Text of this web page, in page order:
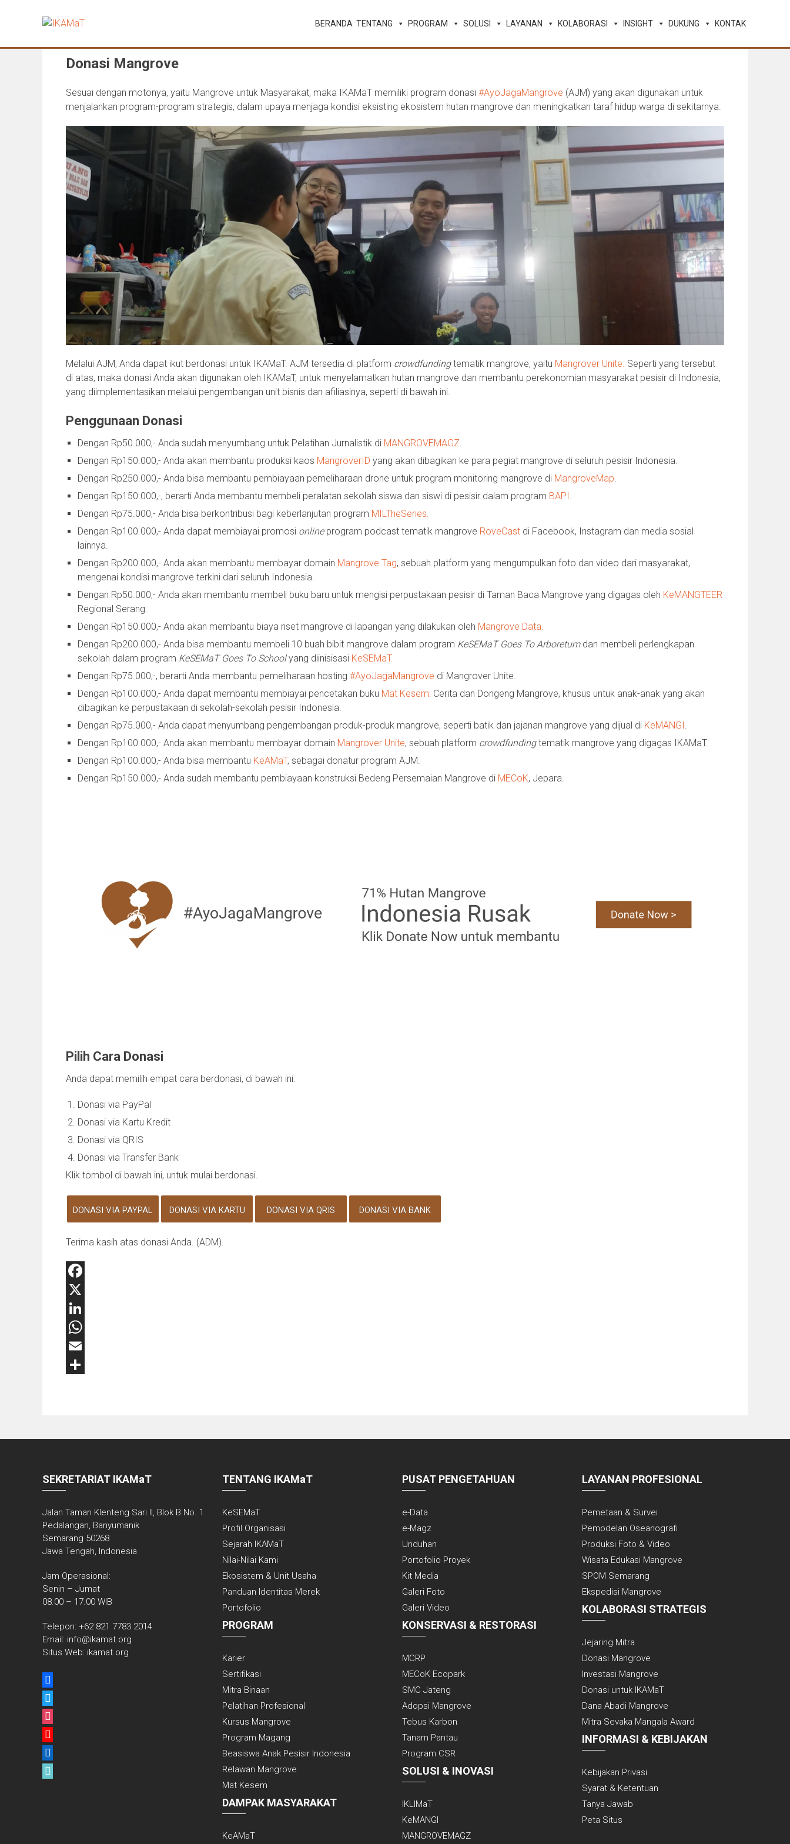
BERANDA TENTANG PROGRAM SOLUSI LAYANAN KOLABORASI INSIGHT DUKUNG KONTAK
Donasi Mangrove
Sesuai dengan motonya, yaitu Mangrove untuk Masyarakat, maka IKAMaT memiliki program donasi #AyoJagaMangrove (AJM) yang akan digunakan untuk
menjalankan program-program strategis, dalam upaya menjaga kondisi eksisting ekosistem hutan mangrove dan meningkatkan taraf hidup warga di sekitarnya.
Melalui AJM, Anda dapat ikut berdonasi untuk IKAMaT. AJM tersedia di platform crowdfundingtematik mangrove, yaitu Mangrover Unite. Seperti yang tersebut
di atas, maka donasi Anda akan digunakan oleh IKAMaT, untuk menyelamatkan hutan mangrove dan membantu perekonomian masyarakat pesisir di Indonesia,
yang diimplementasikan melalui pengembangan unit bisnis dan afiliasinya, seperti di bawah ini.
Penggunaan Donasi
Dengan Rp50.000,- Anda sudah menyumbang untuk Pelatihan Jurnalistik di MANGROVEMAGZ.
Dengan Rp150.000,- Anda akan membantu produksi kaos MangroverID yang akan dibagikan ke para pegiat mangrove di seluruh pesisir Indonesia.
Dengan Rp250.000,- Anda bisa membantu pembiayaan pemeliharaan drone untuk program monitoring mangrove di MangroveMap.
Dengan Rp150.000,-, berarti Anda membantu membeli peralatan sekolah siswa dan siswi di pesisir dalam program BAPI .
Dengan Rp75.000,- Anda bisa berkontribusi bagi keberlanjutan program MILTheSeries.
Dengan Rp100.000,- Anda dapat membiayai promosi onlineprogram podcast tematik mangrove RoveCast di Facebook, Instagram dan media sosial
lainnya.
Dengan Rp200.000,- Anda akan membantu membayar domain Mangrove Tag, sebuah platform yang mengumpulkan foto dan video dari masyarakat,
mengenai kondisi mangrove terkini dari seluruh Indonesia.
Dengan Rp50.000,- Anda akan membantu membeli buku baru untuk mengisi perpustakaan pesisir di Taman Baca Mangrove yang digagas oleh KeMANGTEER
Regional Serang.
Dengan Rp150.000,- Anda akan membantu biaya riset mangrove di lapangan yang dilakukan oleh Mangrove Data.
Dengan Rp200.000,- Anda bisa membantu membeli 10 buah bibit mangrove dalam program KeSEMaT Goes To Arboretumdan membeli perlengkapan
sekolah dalam program KeSEMaT Goes To Schoolyang diinisisasi KeSEMaT.
Dengan Rp75.000,-, berarti Anda membantu pemeliharaan hosting #AyoJagaMangrove di Mangrover Unite.
Dengan Rp100.000,- Anda dapat membantu membiayai pencetakan buku Mat Kesem: Cerita dan Dongeng Mangrove, khusus untuk anak-anak yang akan
dibagikan ke perpustakaan di sekolah-sekolah pesisir Indonesia.
Dengan Rp75.000,- Anda dapat menyumbang pengembangan produk-produk mangrove, seperti batik dan jajanan mangrove yang dijual di KeMANGI .
Dengan Rp100.000,- Anda akan membantu membayar domain Mangrover Unite, sebuah platform crowdfundingtematik mangrove yang digagas IKAMaT.
Dengan Rp100.000,- Anda bisa membantu KeAMaT, sebagai donatur program AJM.
Dengan Rp150.000,- Anda sudah membantu pembiayaan konstruksi Bedeng Persemaian Mangrove di MECoK, Jepara.
Pilih Cara Donasi
Anda dapat memilih empat cara berdonasi, di bawah ini:
Donasi via PayPal
Donasi via Kartu Kredit
Donasi via QRIS
Donasi via Transfer Bank
Klik tombol di bawah ini, untuk mulai berdonasi.
DONASI VIA PAYPAL DONASI VIA KARTU DONASI VIA QRIS DONASI VIA BANK
Terima kasih atas donasi Anda. (ADM).
Facebook
X
LinkedIn
WhatsApp
Email
SEKRETARIAT IKAMaT
Jalan Taman Klenteng Sari II, Blok B No. 1
Pedalangan, Banyumanik
Semarang 50268
Jawa Tengah, Indonesia
Jam Operasional:
Senin – Jumat
08.00 – 17.00 WIB
Telepon: +62 821 7783 2014
Email: info@ikamat.org
Situs Web: ikamat.org
facebook
twitter
instagram
youtube
linkedin
tiktok
TENTANG IKAMaT
KeSEMaT
Profil Organisasi
Sejarah IKAMaT
Nilai-Nilai Kami
Ekosistem & Unit Usaha
Panduan Identitas Merek
Portofolio
PROGRAM
Karier
Sertifikasi
Mitra Binaan
Pelatihan Profesional
Kursus Mangrove
Program Magang
Beasiswa Anak Pesisir Indonesia
Relawan Mangrove
Mat Kesem
DAMPAK MASYARAKAT
KeAMaT
PUSAT PENGETAHUAN
e-Data
e-Magz
Unduhan
Portofolio Proyek
Kit Media
Galeri Foto
Galeri Video
KONSERVASI & RESTORASI
MCRP
MECoK Ecopark
SMC Jateng
Adopsi Mangrove
Tebus Karbon
Tanam Pantau
Program CSR
SOLUSI & INOVASI
IKLIMaT
KeMANGI
MANGROVEMAGZ
LAYANAN PROFESIONAL
Pemetaan & Survei
Pemodelan Oseanografi
Produksi Foto & Video
Wisata Edukasi Mangrove
SPOM Semarang
Ekspedisi Mangrove
KOLABORASI STRATEGIS
Jejaring Mitra
Donasi Mangrove
Investasi Mangrove
Donasi untuk IKAMaT
Dana Abadi Mangrove
Mitra Sevaka Mangala Award
INFORMASI & KEBIJAKAN
Kebijakan Privasi
Syarat & Ketentuan
Tanya Jawab
Peta Situs